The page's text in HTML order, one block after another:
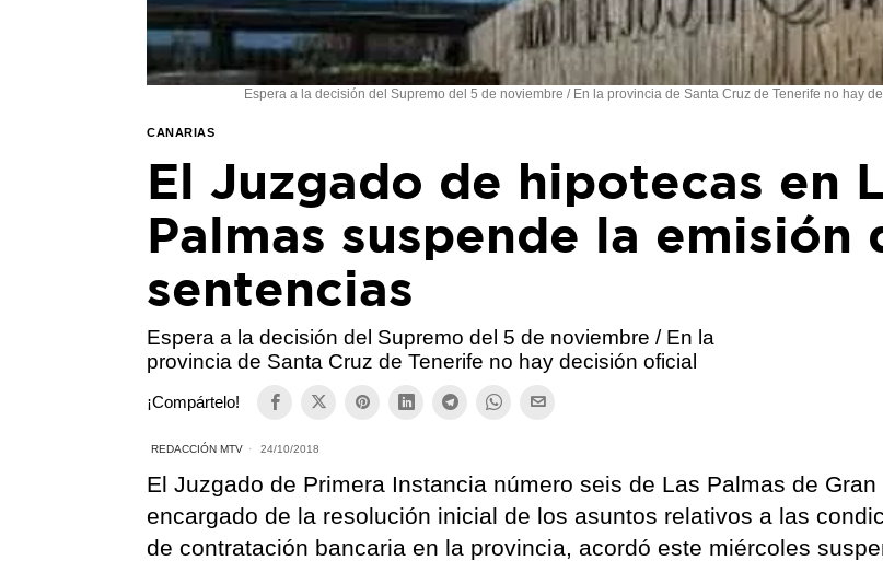
Espera a la decisión del Supremo del 5 de noviembre / En la provincia de Santa Cruz de Tenerife no hay
CANARIAS
El Juzgado de hipotecas en
Palmas suspende la emisión
sentencias
Espera a la decisión del Supremo del 5 de noviembre / En la
provincia de Santa Cruz de Tenerife no hay decisión oficial
¡Compártelo!
REDACCIÓN MTV 24/10/2018
El Juzgado de Primera Instancia número seis de Las Palmas de Gran
encargado de la resolución inicial de los asuntos relativos a las
de contratación bancaria en la provincia, acordó este miércoles